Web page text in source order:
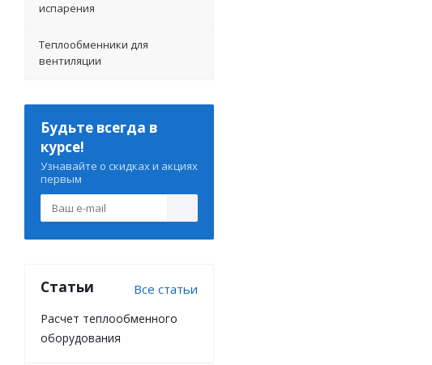
испарения
Теплообменники для
вентиляции
Будьте всегда в
курсе!
Узнавайте о скидках и акциях
первым
Статьи Все статьи
Расчет теплообменного
оборудования